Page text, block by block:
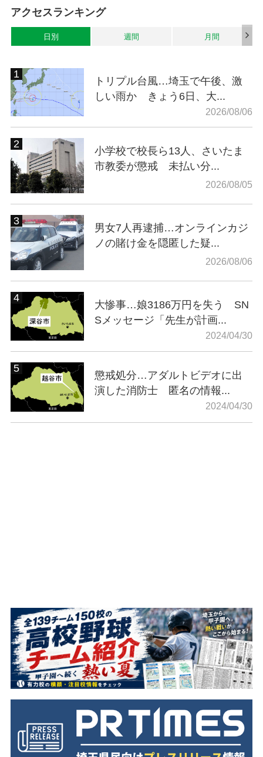
アクセスランキング
日別 週間 月間
トリプル台風…埼玉で午後、激
しい雨か きょう6日、大...
2026/08/06
小学校で校長ら13人、さいたま
市教委が懲戒 未払い分...
2026/08/05
男女7人再逮捕…オンラインカジ
ノの賭け金を隠匿した疑...
2026/08/06
大惨事…娘3186万円を失う SN
Sメッセージ「先生が計画...
2024/04/30
懲戒処分…アダルトビデオに出
演した消防士 匿名の情報...
2024/04/30